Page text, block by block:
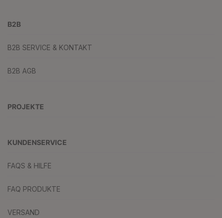
B2B
B2B SERVICE & KONTAKT
B2B AGB
PROJEKTE
KUNDENSERVICE
FAQS & HILFE
FAQ PRODUKTE
VERSAND